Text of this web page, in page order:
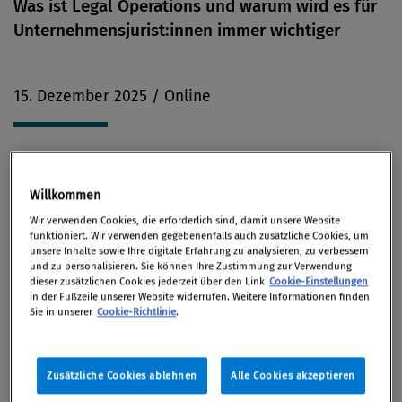
Was ist Legal Operations und warum wird es für
Unternehmensjurist:innen immer wichtiger
15. Dezember 2025 / Online
Legal Operations – ein Begriff, den viele schon
können. In diesem Webinar wird geklärt, was Legal
Ops wirklich ist, warum es immer wichtiger wird und
wie Jurist:innen damit effizienter, skalierbarer und
strategischer arbeiten können. Mit praktischen
Rechtsabteilung sowie aus der Legal Operations-
Abteilung eines Großkonzerns, konkreten Tool-
Willkommen
Wir verwenden Cookies, die erforderlich sind, damit unsere Website
funktioniert. Wir verwenden gegebenenfalls auch zusätzliche Cookies, um
unsere Inhalte sowie Ihre digitale Erfahrung zu analysieren, zu verbessern
und zu personalisieren. Sie können Ihre Zustimmung zur Verwendung
dieser zusätzlichen Cookies jederzeit über den Link Cookie-Einstellungen
in der Fußzeile unserer Website widerrufen. Weitere Informationen finden
Sie in unserer Cookie-Richtlinie.
Zusätzliche Cookies ablehnen Alle Cookies akzeptieren